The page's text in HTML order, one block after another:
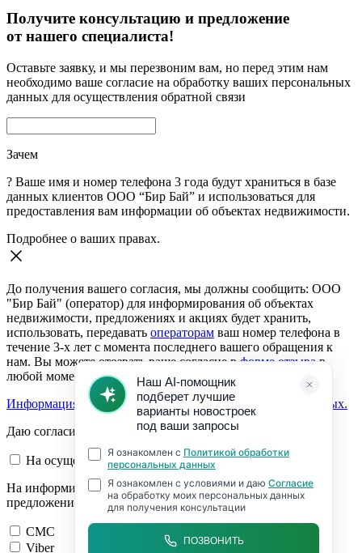
Получите консультацию и предложение
от нашего специалиста!
Оставьте заявку, и мы перезвоним вам, но перед этим нам
необходимо ваше согласие на обработку ваших персональных
данных для осуществления обратной связи
Зачем
? Ваше имя и номер телефона 3 года будут храниться в базе
данных клиентов ООО “Бир Бай” и использоваться для
предоставления вам информации об объектах недвижимости.
Подробнее о ваших правах.
До получения вашего согласия, мы должны сообщить: ООО
"Бир Бай" (оператор) для информирования об объектах
недвижимости, предложениях и акциях будет хранить,
использовать, передавать операторам ваш номер телефона в
течение 3-х лет с момента последнего вашего обращения к
нам. Вы можете отозвать ваше согласие вформе отзывав
любой момент.
Информация о согласии на обработку персональных данных.
Даю согласие:
На осуществление обратной связи
На информирование об объектах недвижимости,
предложениях и акциях
СМС
Viber